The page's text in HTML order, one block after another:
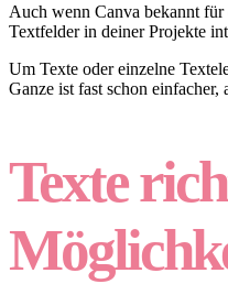
Auch wenn Canva bekannt
Textfelder in deiner Projekte
Um Texte oder einzelne
Ganze ist fast schon
Texte